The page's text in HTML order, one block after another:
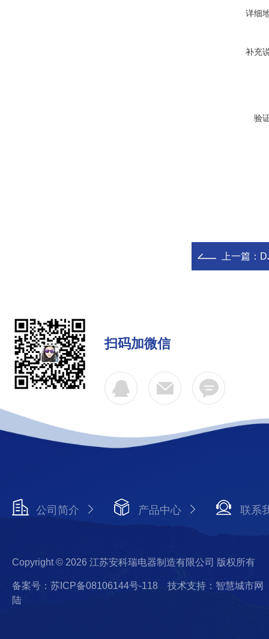
详细
补充
验
上一篇：
扫码加微信
公司简介 产品中心 联系
Copyright © 2026 江苏安科瑞电器制造有限公司 版权所有
备案号：苏ICP备08106144号-118
技术支持：智慧城市网
陆